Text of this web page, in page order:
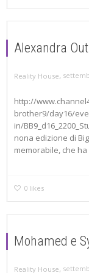
Alexandra
Reality House,
http://
brother9/day16/
in/
nona edizione di
memorabile, che ha
0 likes
Mohamed e
Reality House,